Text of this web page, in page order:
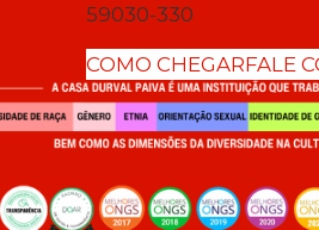
59030-330
COMO CHEGARFALE